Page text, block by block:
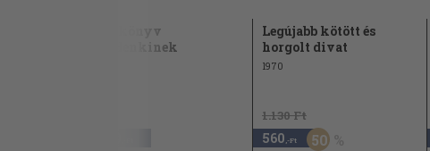
Kötőkönyv
mindenkinek
Legújabb kötött és
horgolt divat
1970
1.130 Ft
560 ,-Ft 50